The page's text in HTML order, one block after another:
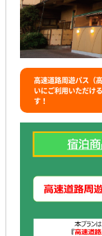
高速道路周遊パス（
いにご利用いただけ
す！